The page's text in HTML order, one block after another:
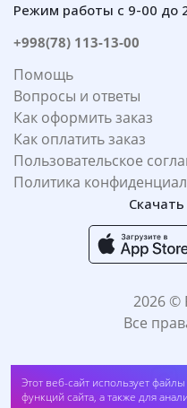
Этот веб-сайт использует
функций сайта, а также для
ресниц, 03 сапфир (##dr3)
Режим работы с 9-00 до
+998(78) 113-13-00
Помощь
Вопросы и ответы
Как оформить заказ
Как оплатить заказ
Пользовательское
Политика
2026 ©
Все